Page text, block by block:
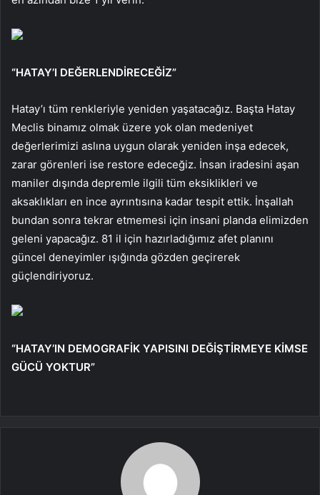
“HATAY’I DEĞERLENDİRECEĞİZ”
Hatay’ı tüm renkleriyle yeniden yaşatacağız. Başta Hatay
Meclis binamız olmak üzere yok olan medeniyet
değerlerimizi aslına uygun olarak yeniden inşa edecek,
zarar görenleri ise restore edeceğiz. İnsan iradesini aşan
maniler dışında depremle ilgili tüm eksiklikleri ve
aksaklıkları en ince ayrıntısına kadar tespit ettik. İnşallah
bundan sonra tekrar etmemesi için insani planda elimizden
geleni yapacağız. 81 il için hazırladığımız afet planını
güncel deneyimler ışığında gözden geçirerek
güçlendiriyoruz.
“HATAY’IN DEMOGRAFİK YAPISINI DEĞİŞTİRMEYE KİMSE
GÜCÜ YOKTUR”